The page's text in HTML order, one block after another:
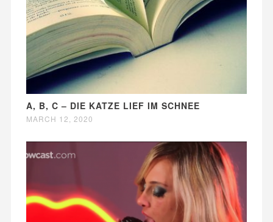
A, B, C – DIE KATZE LIEF IM SCHNEE
MARCH 12, 2020